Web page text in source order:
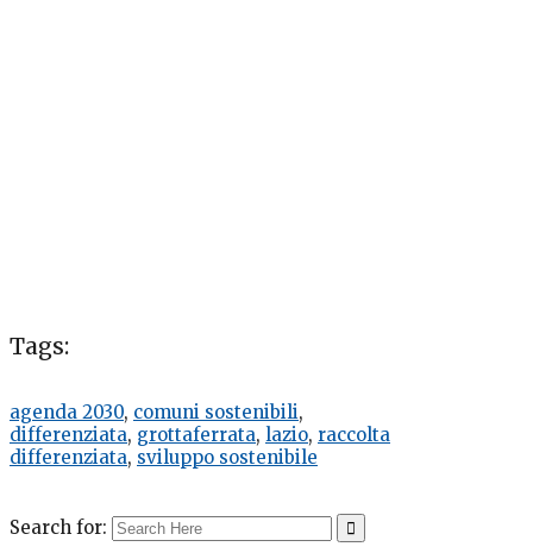
Tags:
agenda 2030, comuni sostenibili,
differenziata, grottaferrata, lazio, raccolta
differenziata, sviluppo sostenibile
Search for: